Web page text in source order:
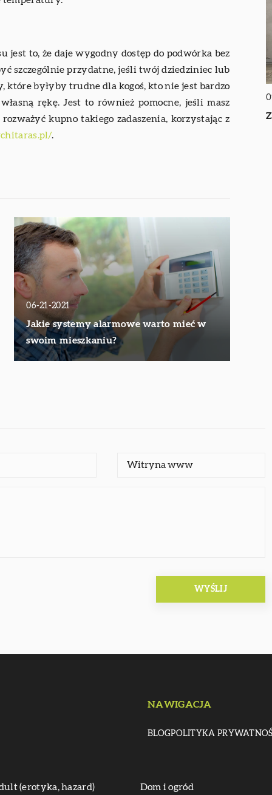
jest to, że daje wygodny dostęp do podwórka bez
szczególnie przydatne, jeśli twój dziedziniec lub
które byłyby trudne dla kogoś, kto nie jest bardzo
rękę. Jest to również pomocne, jeśli masz
kupno takiego zadaszenia, korzystając z
.
06-21-2021
Jakie systemy alarmowe warto mieć w
swoim mieszkaniu?
NAWIGACJA
BLOGPOLITYKA
(erotyka, hazard) Dom i ogród